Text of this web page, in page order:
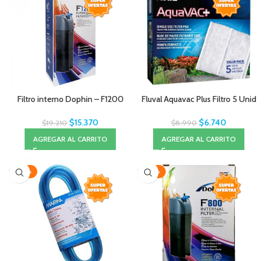
Filtro interno Dophin – F1200
$19.210 $15.370
AGREGAR AL CARRITO
Fluval Aquavac Plus Filtro 5 Unid
$8.990 $6.740
AGREGAR AL CARRITO
-20% -20%